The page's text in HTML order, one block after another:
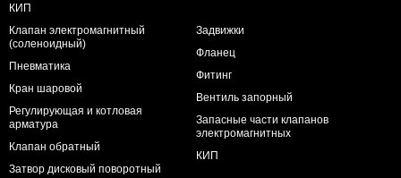
КИП
Клапан электромагнитный
(соленоидный)
Пневматика
Кран шаровой
Регулирующая и котловая
арматура
Клапан обратный
Затвор дисковый поворотный
Задвижки
Фланец
Фитинг
Вентиль запорный
Запасные части клапанов
электромагнитных
КИП